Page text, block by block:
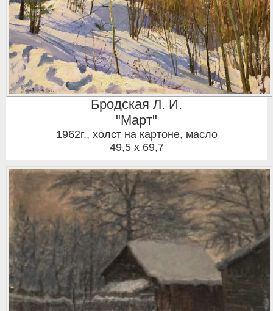
Бродская Л. И.
"Март"
1962г., холст на картоне, масло
49,5 x 69,7